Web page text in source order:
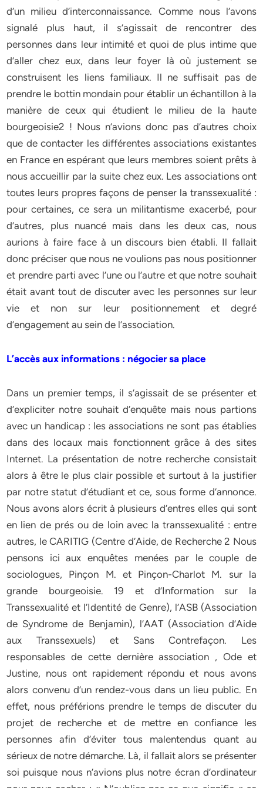
d’un milieu d’interconnaissance. Comme nous l’avons
signalé plus haut, il s’agissait de rencontrer des
personnes dans leur intimité et quoi de plus intime que
d’aller chez eux, dans leur foyer là où justement se
construisent les liens familiaux. Il ne suffisait pas de
prendre le bottin mondain pour établir un échantillon à la
manière de ceux qui étudient le milieu de la haute
bourgeoisie2 ! Nous n’avions donc pas d’autres choix
que de contacter les différentes associations existantes
en France en espérant que leurs membres soient prêts à
nous accueillir par la suite chez eux. Les associations ont
toutes leurs propres façons de penser la transsexualité :
pour certaines, ce sera un militantisme exacerbé, pour
d’autres, plus nuancé mais dans les deux cas, nous
aurions à faire face à un discours bien établi. Il fallait
donc préciser que nous ne voulions pas nous positionner
et prendre parti avec l’une ou l’autre et que notre souhait
était avant tout de discuter avec les personnes sur leur
vie et non sur leur positionnement et degré
d’engagement au sein de l’association.
L’accès aux informations : négocier sa place
Dans un premier temps, il s’agissait de se présenter et
d’expliciter notre souhait d’enquête mais nous partions
avec un handicap : les associations ne sont pas établies
dans des locaux mais fonctionnent grâce à des sites
Internet. La présentation de notre recherche consistait
alors à être le plus clair possible et surtout à la justifier
par notre statut d’étudiant et ce, sous forme d’annonce.
Nous avons alors écrit à plusieurs d’entres elles qui sont
en lien de prés ou de loin avec la transsexualité : entre
autres, le CARITIG (Centre d’Aide, de Recherche 2 Nous
pensons ici aux enquêtes menées par le couple de
sociologues, Pinçon M. et Pinçon-Charlot M. sur la
grande bourgeoisie. 19 et d’Information sur la
Transsexualité et l’Identité de Genre), l’ASB (Association
de Syndrome de Benjamin), l’AAT (Association d’Aide
aux Transsexuels) et Sans Contrefaçon. Les
responsables de cette dernière association , Ode et
Justine, nous ont rapidement répondu et nous avons
alors convenu d’un rendez-vous dans un lieu public. En
effet, nous préférions prendre le temps de discuter du
projet de recherche et de mettre en confiance les
personnes afin d’éviter tous malentendus quant au
sérieux de notre démarche. Là, il fallait alors se présenter
soi puisque nous n’avions plus notre écran d’ordinateur